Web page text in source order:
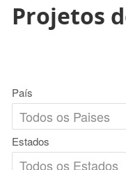
Projetos
País
Estados